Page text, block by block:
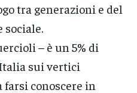
tra generazioni e del
– è un 5% di
sui vertici
farsi conoscere in